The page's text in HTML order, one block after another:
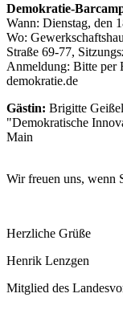
Demokratie-
Wann: Dienstag, den
Wo:
Straße 69-77,
Anmeldung: Bitte per
demokratie.de
Gästin: Brigitte
"Demokratische
Main
Wir freuen uns, wenn
Herzliche Grüße
Henrik Lenzgen
Mitglied des